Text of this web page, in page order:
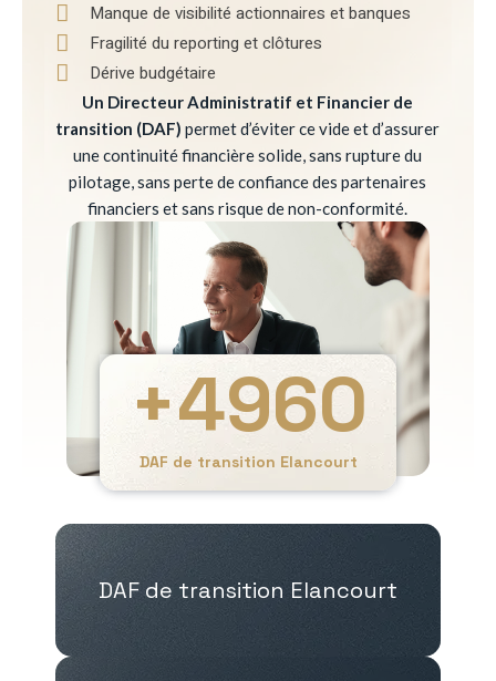
Manque de visibilité actionnaires et banques
Fragilité du reporting et clôtures
Dérive budgétaire
Un Directeur Administratif et Financier de
transition (DAF) permet d’éviter ce vide et d’assurer
une continuité financière solide, sans rupture du
pilotage, sans perte de confiance des partenaires
financiers et sans risque de non-conformité.
DAF de transition Elancourt
+4960
DAF de transition Elancourt